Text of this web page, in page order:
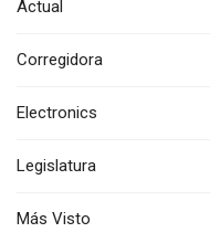
Actual
Corregidora
Electronics
Legislatura
Más Visto